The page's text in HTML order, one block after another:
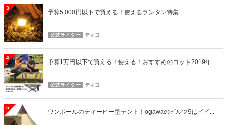
3
予算5,000円以下で買える！使えるランタン特集
公式ライター ティヨ
4
予算1万円以下で買える！使える！おすすめのコット2019年...
公式ライター ティヨ
5
ワンポールのティーピー型テント！ogawaのピルツ9はイイ...